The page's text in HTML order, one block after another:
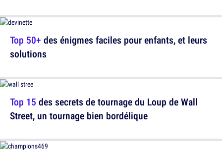
Top 50+ des énigmes faciles pour enfants, et leurs
solutions
Top 15 des secrets de tournage du Loup de Wall
Street, un tournage bien bordélique